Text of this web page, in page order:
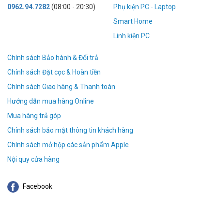
0962.94.7282(08:00 - 20:30)
Phụ kiện PC - Laptop
Smart Home
Linh kiện PC
Chính sách Bảo hành & Đổi trả
Chính sách Đặt cọc & Hoàn tiền
Chính sách Giao hàng & Thanh toán
Hướng dẫn mua hàng Online
Mua hàng trả góp
Chính sách bảo mật thông tin khách hàng
Chính sách mở hộp các sản phẩm Apple
Nội quy cửa hàng
Facebook